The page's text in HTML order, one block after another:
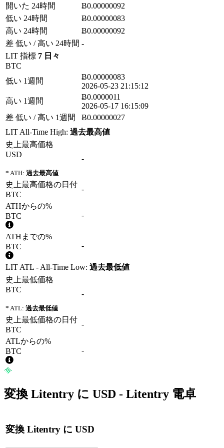
開いた 24時間
Ƀ0.00000092
低い 24時間
Ƀ0.00000083
高い 24時間
Ƀ0.00000092
差 低い / 高い 24時間 -
LIT 指標 7 日々
BTC
低い 1週間
Ƀ0.00000083
2026-05-23 21:15:12
高い 1週間
Ƀ0.0000011
2026-05-17 16:15:09
差 低い / 高い 1週間
Ƀ0.00000027
LIT All-Time High: 過去最高値
史上最高価格
USD
* ATH: 過去最高値
-
史上最高価格の日付
BTC
-
ATHからの%
BTC
-
ATHまでの%
BTC
-
LIT ATL - All-Time Low: 過去最低値
史上最低価格
BTC
* ATL: 過去最低値
-
史上最低価格の日付
BTC
-
ATLからの%
BTC
-
変換 Litentry に USD - Litentry 電卓
変換 Litentry に USD